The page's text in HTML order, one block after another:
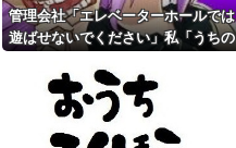
【人工障がい者】 甥(28)「両
親が亡くなったんで僕のこと引
き取ってほしいんですけど！」
なんでいい年したヒキニートを
引き取らなきゃいけないんだ...
長男嫁が「お姉ちゃん助け
て」と電話してきた。バカトメ
が、雪の中うちの息子に会いに
来ようとしたらしく...
管理会社「エレベーターホールでは
遊ばせないでください」私「うちの
の展開になり…